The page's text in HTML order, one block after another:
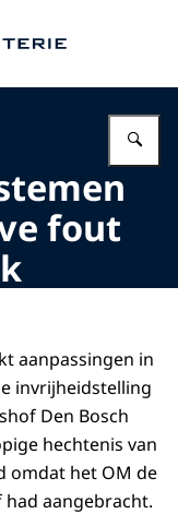
fout
aanpassingen in
invrijheidstelling
Den Bosch
hechtenis van
omdat het OM de
aangebracht.